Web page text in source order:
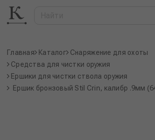
Главная Каталог Снаряжение для охоты
Средства для чистки оружия
Ершики для чистки ствола оружия
Ершик бронзовый Stil Crin, калибр .9мм